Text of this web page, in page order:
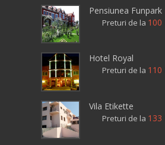
Pensiunea Funpark
Preturi de la 100
Hotel Royal
Preturi de la 110
Vila Etikette
Preturi de la 133